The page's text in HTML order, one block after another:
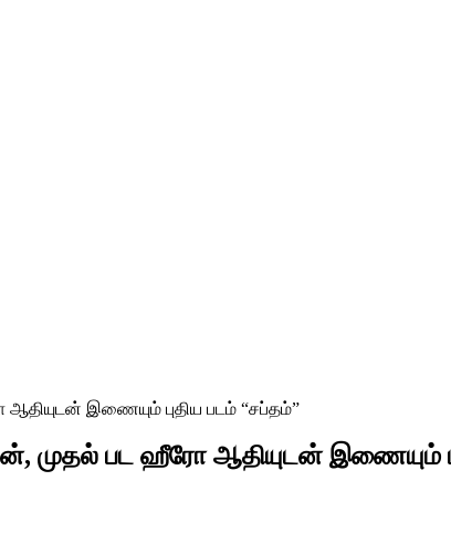
இணையும் புதிய படம் “சப்தம்”
முதல் பட ஹீரோ ஆதியுடன் இணையும்